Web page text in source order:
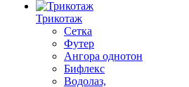
Трикотаж
Сетка
Футер
Ангора однотон
Бифлекс
Водолаз,